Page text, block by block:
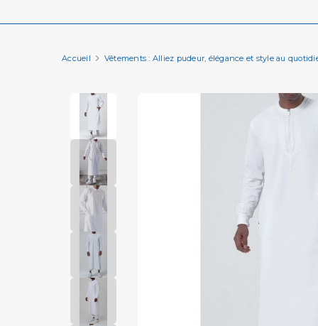
Accueil Vêtements : Alliez pudeur, élégance et style au